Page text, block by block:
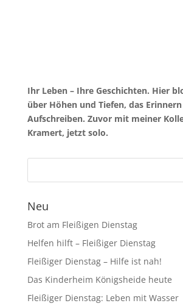
Ihr Leben – Ihre Geschichten. Hier
über Höhen und Tiefen, das
Aufschreiben. Zuvor mit meiner
Kramert, jetzt solo.
Neu
Brot am Fleißigen Dienstag
Helfen hilft – Fleißiger Dienstag
Fleißiger Dienstag – Hilfe ist nah!
Das Kinderheim Königsheide heute
Fleißiger Dienstag: Leben mit Wasser